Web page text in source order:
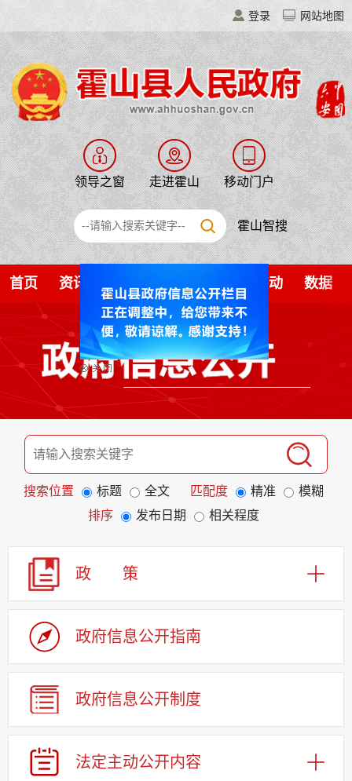
登录 网站地图
领导之窗 走进霍山 移动门户
霍山智搜
首页 资讯 公开 解读 服务 互动 数据
搜索位置 标题 全文 匹配度 精准
模糊
排序
发布日期 相关程度
政 策
政府信息公开指南
政府信息公开制度
法定主动公开内容